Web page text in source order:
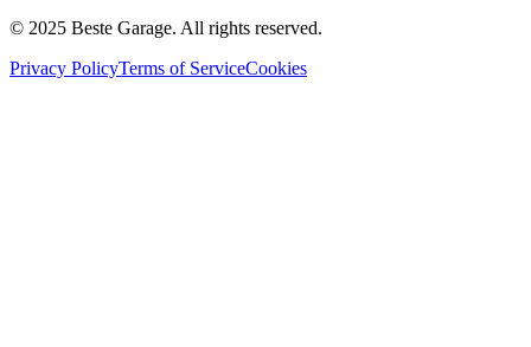
© 2025 Beste Garage. All rights reserved.
Privacy PolicyTerms of ServiceCookies